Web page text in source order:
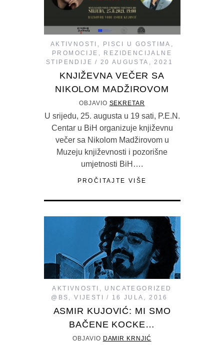
AKTIVNOSTI , PISCI U GOSTIMA ,
PROMOCIJE ,
REZIDENCIJALNE
STIPENDIJE
20 AUGUSTA, 2021
KNJIŽEVNA VEČER SA
NIKOLOM MADŽIROVOM
OBJAVIO SEKRETAR
U srijedu, 25. augusta u 19 sati, P.E.N.
Centar u BiH organizuje književnu
večer sa Nikolom Madžirovom u
Muzeju književnosti i pozorišne
umjetnosti BiH….
PROČITAJTE VIŠE
AKTIVNOSTI , UNCATEGORIZED
@BS ,VIJESTI 16 JULA, 2016
ASMIR KUJOVIĆ: MI SMO
BAČENE KOCKE…
OBJAVIO DAMIR KRNJIĆ